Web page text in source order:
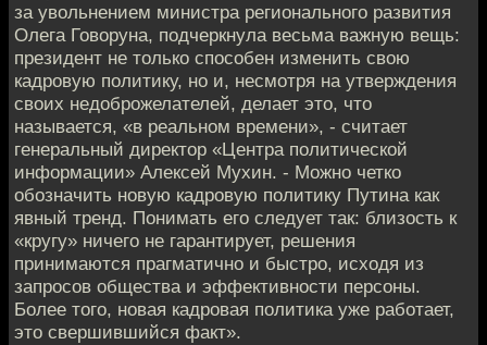
за увольнением министра регионального развития
Олега Говоруна, подчеркнула весьма важную вещь:
президент не только способен изменить свою
кадровую политику, но и, несмотря на утверждения
своих недоброжелателей, делает это, что
называется, «в реальном времени», - считает
генеральный директор «Центра политической
информации» Алексей Мухин. - Можно четко
обозначить новую кадровую политику Путина как
явный тренд. Понимать его следует так: близость к
«кругу» ничего не гарантирует, решения
принимаются прагматично и быстро, исходя из
запросов общества и эффективности персоны.
Более того, новая кадровая политика уже работает,
это свершившийся факт».